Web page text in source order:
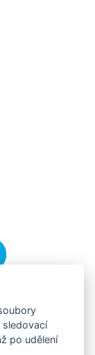
sledovací
po udělení